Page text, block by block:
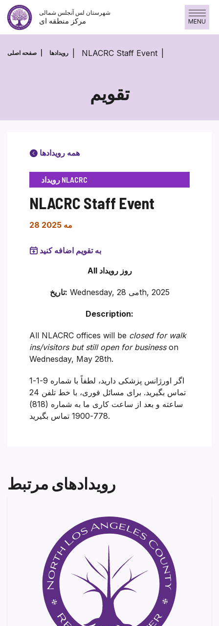
پرش
محتوا
شهرستان لس آنجلس شمالی
مرکز منطقه ای MENU
صفحه اصلی رویدادها NLACRC Staff Event
تقویم
همه رویدادها
رویداد NLACRC
NLACRC Staff Event
28 مه 2025
به تقویم اضافه کنید
All روزرویداد
تاریخ: Wednesday, می28th, 2025
Description:
All NLACRC offices will be closed for walk
ins/visitors but still open for businesson
Wednesday, May 28th.
اگر اورژانس پزشکی دارید، لطفاً با شماره 9-1-1
تماس بگیرید. برای مسائل فوری، با خط تلفن 24
ساعته و بعد از ساعت کاری ما به شماره (818)
778-1900 تماس بگیرید.
رویدادهای مرتبط